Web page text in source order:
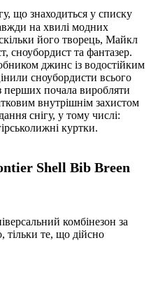
що знаходиться у списку
на хвилі модних
його творець, Майкл
сноубордист та фантазер.
джинс із водостійким
сноубордисти всього
перших почала виробляти
внутрішнім захистом
снігу, у тому числі:
куртки.
Shell Bib Breen
комбінезон за
тільки те, що дійсно